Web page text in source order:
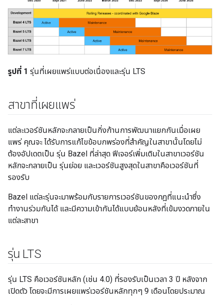
รูปที่ 1 รุ่นที่เผยแพร่แบบต่อเนื่องและรุ่น LTS
สาขาที่เผยแพร่
แต่ละเวอร์ชันหลักจะกลายเป็นกิ่งก้านการพัฒนาแยกกันเมื่อเผย
แพร่ คุณจะ ได้รับการแก้ไขข้อบกพร่องที่สำคัญในสาขานั้นโดยไม่
ต้องอัปเดตเป็น รุ่น Bazel ที่ล่าสุด ฟีเจอร์เพิ่มเติมในสาขาเวอร์ชัน
หลักจะกลายเป็น รุ่นย่อย และเวอร์ชันสูงสุดในสาขาคือเวอร์ชันที่
รองรับ
Bazel แต่ละรุ่นจะมาพร้อมกับรายการเวอร์ชันของกฎที่แนะนำซึ่ง
ทำงานร่วมกันได้ และมีความเข้ากันได้แบบย้อนหลังที่เข้มงวดภายใน
แต่ละสาขา
รุ่น LTS
รุ่น LTS คือเวอร์ชันหลัก (เช่น 4.0) ที่รองรับเป็นเวลา 3 ปี หลังจาก
เปิดตัว โดยจะมีการเผยแพร่เวอร์ชันหลักทุกๆ 9 เดือนโดยประมาณ